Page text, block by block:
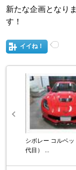
新たな企画となり
す！
イイね！
シボレー コルベ
代目） ...